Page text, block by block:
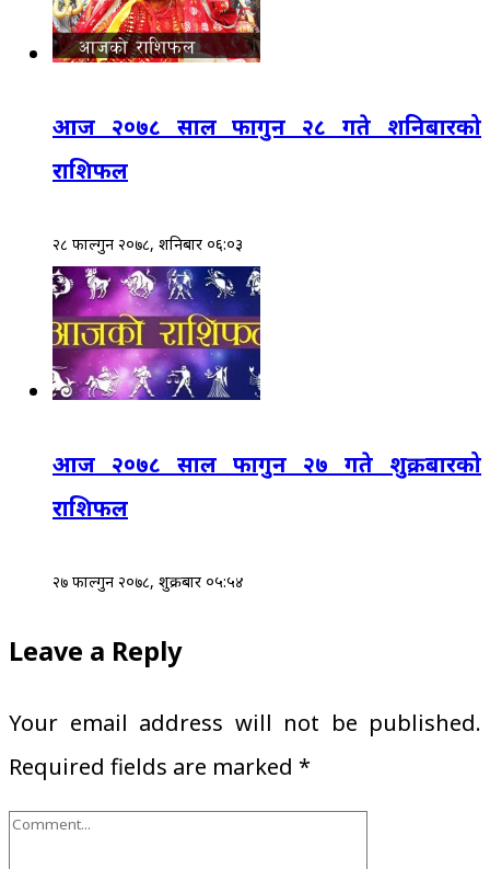
आज २०७८ साल फागुन २८ गते शनिबारको
राशिफल
२८ फाल्गुन २०७८, शनिबार ०६:०३
आज २०७८ साल फागुन २७ गते शुक्रबारको
राशिफल
२७ फाल्गुन २०७८, शुक्रबार ०५:५४
Leave a Reply
Your email address will not be published.
Required fields are marked *